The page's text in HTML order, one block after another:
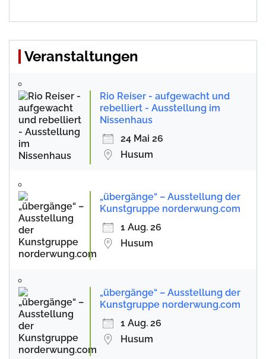
Veranstaltungen
Rio Reiser - aufgewacht und
rebelliert - Ausstellung im
Nissenhaus
24 Mai 26
Husum
„übergänge“ – Ausstellung der
Kunstgruppe norderwung.com
1 Aug. 26
Husum
„übergänge“ – Ausstellung der
Kunstgruppe norderwung.com
1 Aug. 26
Husum